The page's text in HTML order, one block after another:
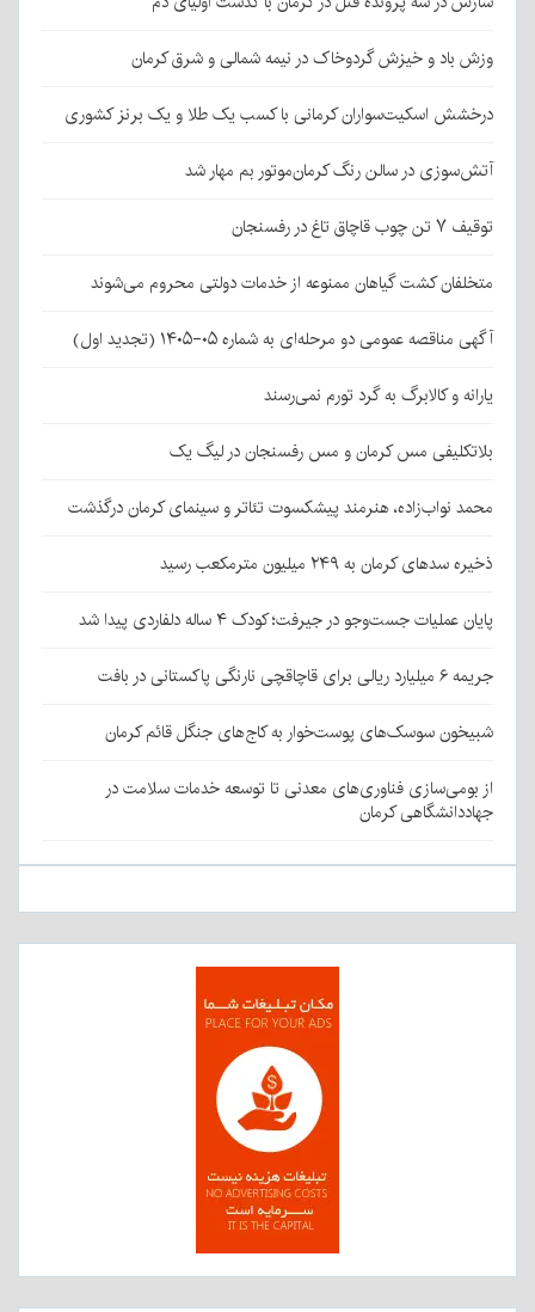
وزش باد و خیزش گردوخاک در نیمه شمالی و شرق کرمان
درخشش اسکیت‌سواران کرمانی با کسب یک طلا و یک برنز کشوری
آتش‌سوزی در سالن رنگ کرمان‌موتور بم مهار شد
توقیف ۷ تن چوب قاچاق تاغ در رفسنجان
متخلفان کشت گیاهان ممنوعه از خدمات دولتی محروم می‌شوند
آگهی مناقصه عمومی دو مرحله‌ای به شماره ۰۵-۱۴۰۵ (تجدید اول)
یارانه و کالابرگ به گرد تورم نمی‌رسند
بلاتکلیفی مس کرمان و مس رفسنجان در لیگ یک
محمد نواب‌زاده، هنرمند پیشکسوت تئاتر و سینمای کرمان درگذشت
ذخیره سدهای کرمان به ۲۴۹ میلیون مترمکعب رسید
پایان عملیات جست‌وجو در جیرفت؛ کودک ۴ ساله دلفاردی پیدا شد
جریمه ۶ میلیارد ریالی برای قاچاقچی نارنگی پاکستانی در بافت
شبیخون سوسک‌های پوست‌خوار به کاج‌های جنگل قائم کرمان
از بومی‌سازی فناوری‌های معدنی تا توسعه خدمات سلامت در
جهاددانشگاهی کرمان